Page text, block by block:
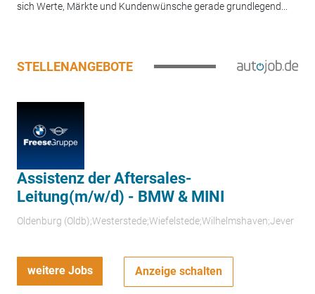
sich Werte, Märkte und Kundenwünsche gerade grundlegend...
STELLENANGEBOTE
Assistenz der Aftersales-
Leitung(m/w/d) - BMW & MINI
Oldenburg (Oldb);Westerstede;Wiefelstede;Wilhelmshaven;Jever
weitere Jobs Anzeige schalten